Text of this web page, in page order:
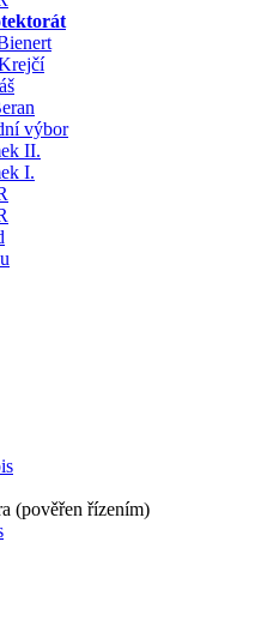
výbor
II.
I.
(pověřen řízením)